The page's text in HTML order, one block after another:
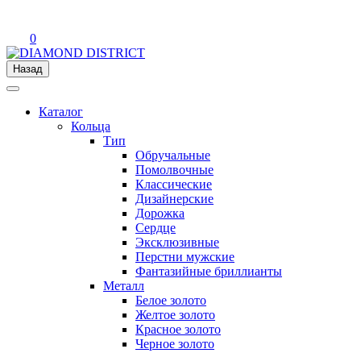
0
Назад
Каталог
Кольца
Тип
Обручальные
Помолвочные
Классические
Дизайнерские
Дорожка
Сердце
Эксклюзивные
Перстни мужские
Фантазийные бриллианты
Металл
Белое золото
Желтое золото
Красное золото
Черное золото